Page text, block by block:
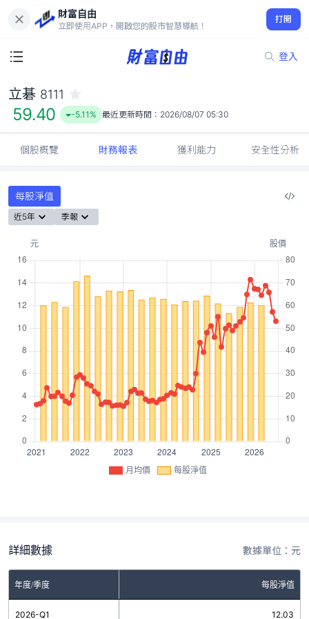
財富自由
立即使用APP，開啟您的股市智慧導航！
打開
登入
59.40
-5.11%
立碁 8111
59.40 -5.11% 最近更新時間： 2026/08/07 05:30
個股概覽 財務報表 獲利能力 安全性分析
每股淨值
近5年 季報
月均價 每股淨值
詳細數據 數據單位：元
年度/季度 每股淨值
2026-Q1 12.03